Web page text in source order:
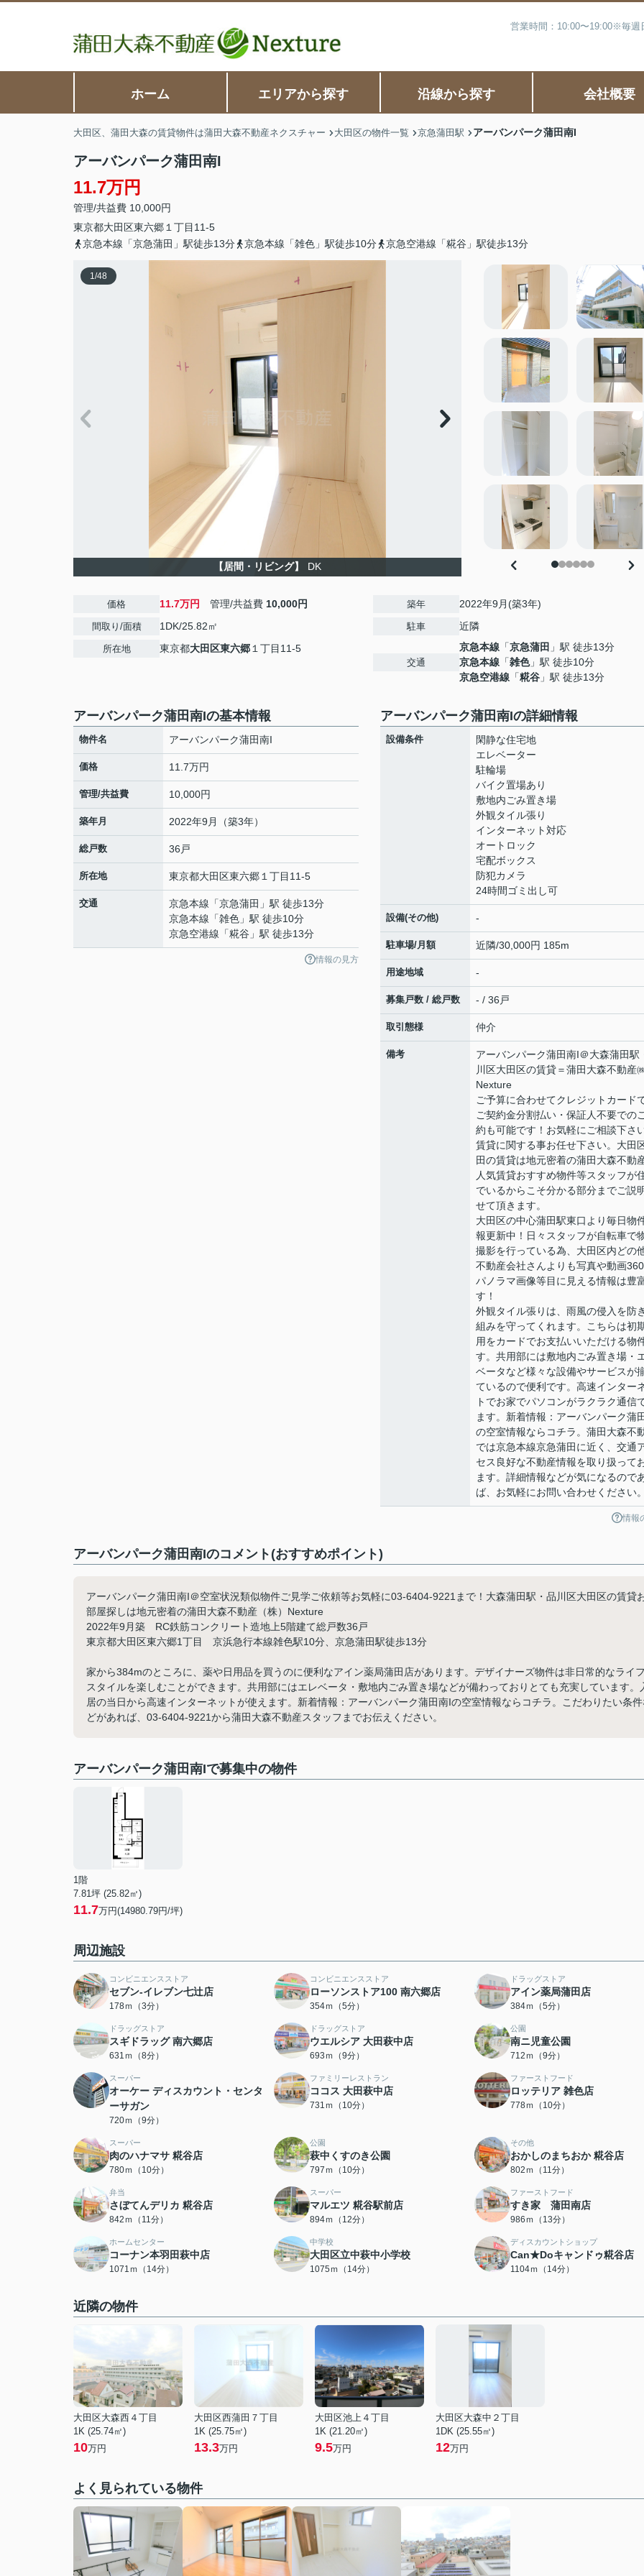
営業時間：10:00〜19:00※毎
ホーム エリアから探す 沿線から探す 会社概要
大田区、蒲田大森の賃貸物件は蒲田大森不動産ネクスチャー 大田区の物件一覧 京急蒲田駅 アーバンパーク蒲田南I
アーバンパーク蒲田南I
11.7万円
管理/共益費 10,000円
東京都大田区東六郷 １丁目11-5
京急本線「京急蒲田」駅徒歩13分
京急本線「雑色」駅徒歩10分 京急空港線「糀谷」駅徒歩13分
1/48
【居間・リビング】 DK
価格 11.7万円 管理/共益費 10,000円
間取り/面積 1DK/25.82㎡
所在地 東京都大田区東六郷 １丁目11-5
築年 2022年9月(築3年)
駐車 近隣
交通
京急本線 「京急蒲田 」駅 徒歩13分
京急本線 「雑色」駅 徒歩10分
京急空港線 「糀谷 」駅 徒歩13分
アーバンパーク蒲田南Iの基本情報
物件名 アーバンパーク蒲田南I
価格 11.7万円
管理/共益費 10,000円
築年月 2022年9月（築3年）
総戸数 36戸
所在地 東京都大田区東六郷 １丁目11-5
交通 京急本線 「京急蒲田 」駅 徒歩13分
京急本線 「雑色 」駅 徒歩10分
京急空港線 「糀谷 」駅 徒歩13分
情報の見方
アーバンパーク蒲田南Iの詳細情報
設備条件
閑静な住宅地
エレベーター
駐輪場
バイク置場あり
敷地内ごみ置き場
外観タイル張り
インターネット対応
オートロック
宅配ボックス
防犯カメラ
24時間ゴミ出し可
設備(その他) -
駐車場/月額 近隣/30,000円 185m
用途地域 -
募集戸数 / 総戸数 - / 36戸
取引態様 仲介
備考
アーバンパーク蒲田南I＠大森蒲田駅
川区大田区の賃貸＝蒲田大森不動産
Nexture
ご予算に合わせてクレジットカード
ご契約金分割払い・保証人不要での
約も可能です！お気軽にご相談下さい
賃貸に関する事お任せ下さい。大田
田の賃貸は地元密着の蒲田大森不動
人気賃貸おすすめ物件等スタッフが
でいるからこそ分かる部分までご説
せて頂きます。
大田区の中心蒲田駅東口より毎日物
報更新中！日々スタッフが自転車で
撮影を行っている為、大田区内どの
不動産会社さんよりも写真や動画
パノラマ画像等目に見える情報は豊
す！
外観タイル張りは、雨風の侵入を防
組みを守ってくれます。こちらは初
用をカードでお支払いいただける物
す。共用部には敷地内ごみ置き場・
ベータなど様々な設備やサービスが
ているので便利です。高速インター
トでお家でパソコンがラクラク通信
ます。新着情報：アーバンパーク蒲
の空室情報ならコチラ。蒲田大森不
では京急本線京急蒲田に近く、交通
セス良好な不動産情報を取り扱って
ます。詳細情報などが気になるので
ば、お気軽にお問い合わせください。
情報
アーバンパーク蒲田南Iのコメント(おすすめポイント)
アーバンパーク蒲田南I＠空室状況類似物件ご見学ご依頼等お気軽に03-6404-9221まで！大森蒲田駅・品川区大田区の賃貸
部屋探しは地元密着の蒲田大森不動産（株）Nexture
2022年9月築 RC鉄筋コンクリート造地上5階建て総戸数36戸
東京都大田区東六郷1丁目 京浜急行本線雑色駅10分、京急蒲田駅徒歩13分
家から384mのところに、薬や日用品を買うのに便利なアイン薬局蒲田店があります。デザイナーズ物件は非日常的なライフ
スタイルを楽しむことができます。共用部にはエレベータ・敷地内ごみ置き場などが備わっておりとても充実しています。
居の当日から高速インターネットが使えます。新着情報：アーバンパーク蒲田南Iの空室情報ならコチラ。こだわりたい条件
どがあれば、03-6404-9221から蒲田大森不動産スタッフまでお伝えください。
アーバンパーク蒲田南Iで募集中の物件
1階
7.81坪 (25.82㎡)
11.7万円(14980.79円/坪)
周辺施設
コンビニエンスストア
セブン-イレブン七辻店
178ｍ（3分）
コンビニエンスストア
ローソンストア100 南六郷店
354ｍ（5分）
ドラッグストア
アイン薬局蒲田店
384ｍ（5分）
ドラッグストア
スギドラッグ 南六郷店
631ｍ（8分）
ドラッグストア
ウエルシア 大田萩中店
693ｍ（9分）
公園
南ニ児童公園
712ｍ（9分）
スーパー
オーケー ディスカウント・センタ
ーサガン
720ｍ（9分）
ファミリーレストラン
ココス 大田萩中店
731ｍ（10分）
ファーストフード
ロッテリア 雑色店
778ｍ（10分）
スーパー
肉のハナマサ 糀谷店
780ｍ（10分）
公園
萩中くすのき公園
797ｍ（10分）
その他
おかしのまちおか 糀谷店
802ｍ（11分）
弁当
さぼてんデリカ 糀谷店
842ｍ（11分）
スーパー
マルエツ 糀谷駅前店
894ｍ（12分）
ファーストフード
すき家 蒲田南店
986ｍ（13分）
ホームセンター
コーナン本羽田萩中店
1071ｍ（14分）
中学校
大田区立中萩中小学校
1075ｍ（14分）
ディスカウントショップ
Can★Doキャンドゥ糀谷店
1104ｍ（14分）
近隣の物件
大田区大森西４丁目
1K (25.74㎡)
10万円
大田区西蒲田７丁目
1K (25.75㎡)
13.3万円
大田区池上４丁目
1K (21.20㎡)
9.5万円
大田区大森中２丁目
1DK (25.55㎡)
12万円
よく見られている物件